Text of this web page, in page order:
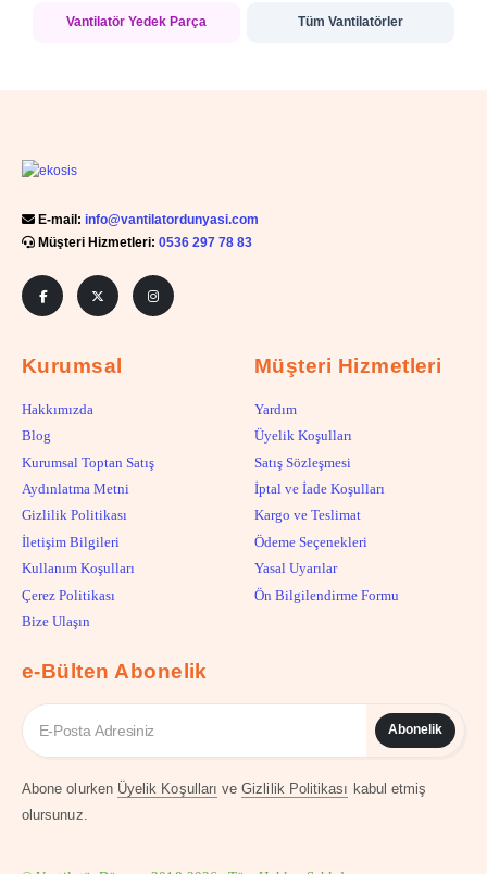
Vantilatör Yedek Parça Tüm Vantilatörler
E-mail: info@vantilatordunyasi.com
Müşteri Hizmetleri: 0536 297 78 83
Kurumsal
Hakkımızda
Blog
Kurumsal Toptan Satış
Aydınlatma Metni
Gizlilik Politikası
İletişim Bilgileri
Kullanım Koşulları
Çerez Politikası
Bize Ulaşın
Müşteri Hizmetleri
Yardım
Üyelik Koşulları
Satış Sözleşmesi
İptal ve İade Koşulları
Kargo ve Teslimat
Ödeme Seçenekleri
Yasal Uyarılar
Ön Bilgilendirme Formu
e-Bülten Abonelik
Abonelik
Abone olurken Üyelik Koşulları veGizlilik Politikası kabul etmiş
olursunuz.